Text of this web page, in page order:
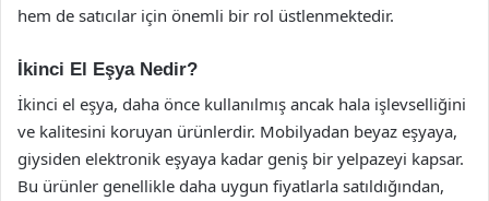
hem de satıcılar için önemli bir rol üstlenmektedir.
İkinci El Eşya Nedir?
İkinci el eşya, daha önce kullanılmış ancak hala işlevselliğini
ve kalitesini koruyan ürünlerdir. Mobilyadan beyaz eşyaya,
giysiden elektronik eşyaya kadar geniş bir yelpazeyi kapsar.
Bu ürünler genellikle daha uygun fiyatlarla satıldığından,